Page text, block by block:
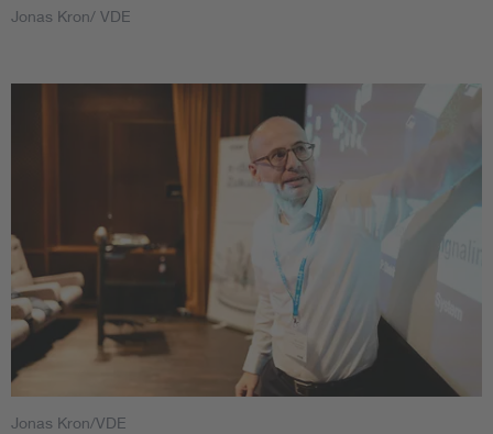
Jonas Kron/ VDE
Jonas Kron/VDE